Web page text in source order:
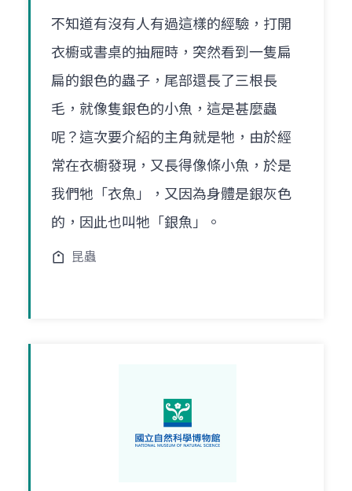
不知道有沒有人有過這樣的經驗，打開
衣櫥或書桌的抽屜時，突然看到一隻扁
扁的銀色的蟲子，尾部還長了三根長
毛，就像隻銀色的小魚，這是甚麼蟲
呢？這次要介紹的主角就是牠，由於經
常在衣櫥發現，又長得像條小魚，於是
我們牠「衣魚」，又因為身體是銀灰色
的，因此也叫牠「銀魚」。
昆蟲